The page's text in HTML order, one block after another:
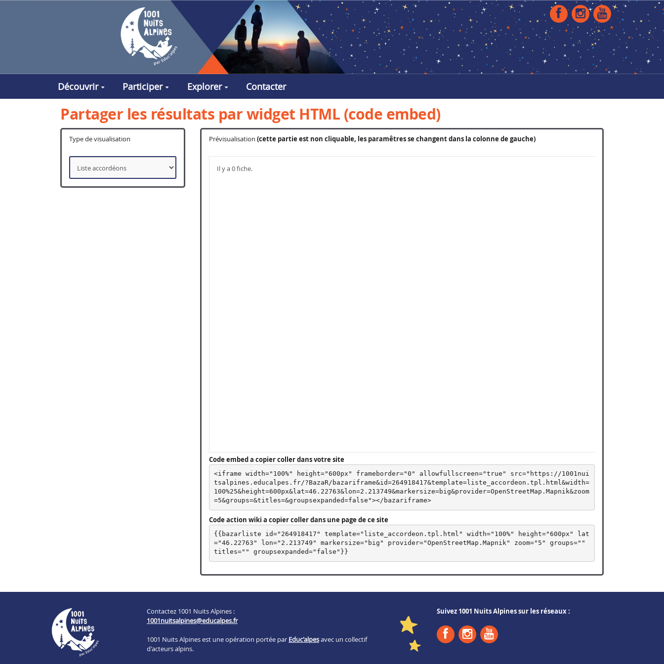
Découvrir Participer Explorer Contacter
Partager les résultats par widget HTML (code embed)
Type de visualisation Prévisualisation (cette partie est non cliquable, les paramêtres se changent dans la colonne de gauche)
Code embed a copier coller dans votre site
<iframe width="100%" height="600px" frameborder="0" allowfullscreen="true" src="https://1001nui
tsalpines.educalpes.fr/?BazaR/bazariframe&id=264918417&template=liste_accordeon.tpl.html&width=
100%25&height=600px&lat=46.22763&lon=2.213749&markersize=big&provider=OpenStreetMap.Mapnik&zoom
=5&groups=&titles=&groupsexpanded=false"></bazariframe>
Code action wiki a copier coller dans une page de ce site
{{bazarliste id="264918417" template="liste_accordeon.tpl.html" width="100%" height="600px" lat
="46.22763" lon="2.213749" markersize="big" provider="OpenStreetMap.Mapnik" zoom="5" groups=""
titles="" groupsexpanded="false"}}
Contactez 1001 Nuits Alpines :
1001nuitsalpines@educalpes.fr
1001 Nuits Alpines est une opération portée par Educ'alpesavec un collectif
d'acteurs alpins.
Suivez 1001 Nuits Alpines sur les réseaux :